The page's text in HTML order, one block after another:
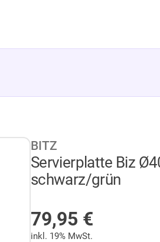
BITZ
Servierplatte Biz
schwarz/grün
79,95 €
inkl. 19% MwSt.